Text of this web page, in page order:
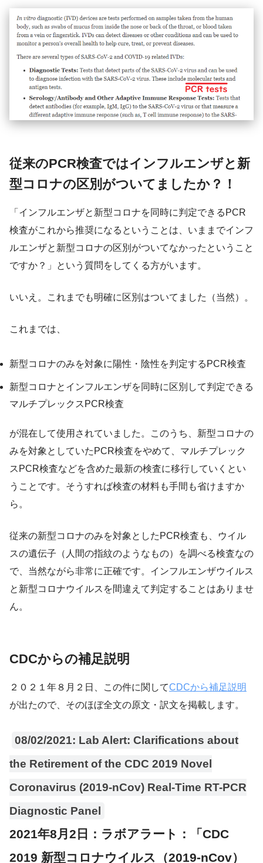
従来のPCR検査ではインフルエンザと新
型コロナの区別がついてましたか？！
「インフルエンザと新型コロナを同時に判定できるPCR
検査がこれから推奨になるということは、いままでインフ
ルエンザと新型コロナの区別がついてなかったということ
ですか？」という質問をしてくる方がいます。
いいえ。これまでも明確に区別はついてました（当然）。
これまでは、
新型コロナのみを対象に陽性・陰性を判定するPCR検査
新型コロナとインフルエンザを同時に区別して判定できる
マルチプレックスPCR検査
が混在して使用されていました。このうち、新型コロナの
みを対象としていたPCR検査をやめて、マルチプレック
スPCR検査などを含めた最新の検査に移行していくとい
うことです。そうすれば検査の材料も手間も省けますか
ら。
従来の新型コロナのみを対象としたPCR検査も、ウイル
スの遺伝子（人間の指紋のようなもの）を調べる検査なの
で、当然ながら非常に正確です。インフルエンザウイルス
と新型コロナウイルスを間違えて判定することはありませ
ん。
CDCからの補足説明
２０２１年８月２日、この件に関してCDCから補足説明
が出たので、そのほぼ全文の原文・訳文を掲載します。
08/02/2021: Lab Alert: Clarifications about
the Retirement of the CDC 2019 Novel
Coronavirus (2019-nCov) Real-Time RT-PCR
Diagnostic Panel
2021年8月2日：ラボアラート：「CDC
2019 新型コロナウイルス（2019-nCov）